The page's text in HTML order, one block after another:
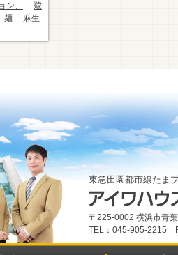
ン、
鷺
麺
麻生
東急田園都市線たま
〒225-0002 横浜市青
TEL：045-905-2215